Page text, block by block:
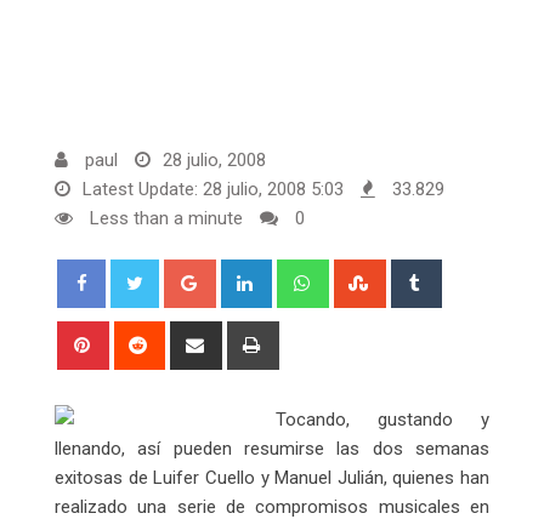
paul
28 julio, 2008
Latest Update: 28 julio, 2008 5:03
33.829
Less than a minute
0
Google+ LinkedIn WhatsappStumbleUpon
Pinterest Reddit
Share
Tocando, gustando y
llenando, así pueden resumirse las dos semanas
exitosas de Luifer Cuello y Manuel Julián, quienes han
realizado una serie de compromisos musicales en